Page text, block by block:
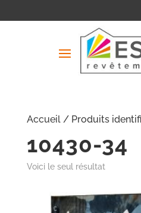
Accueil/ Produits
10430-34
Voici le seul résultat